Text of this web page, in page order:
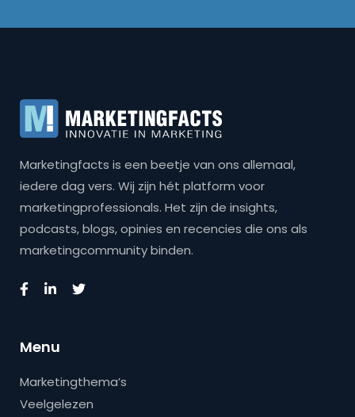
Marketingfacts is een beetje van ons allemaal,
iedere dag vers. Wij zijn hét platform voor
marketingprofessionals. Het zijn de insights,
podcasts, blogs, opinies en recencies die ons als
marketingcommunity binden.
Menu
Marketingthema’s
Veelgelezen